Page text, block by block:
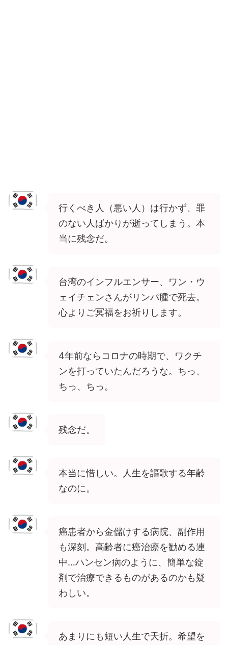
行くべき人（悪い人）は行かず、罪
のない人ばかりが逝ってしまう。本
当に残念だ。
台湾のインフルエンサー、ワン・ウ
ェイチェンさんがリンパ腫で死去。
心よりご冥福をお祈りします。
4年前ならコロナの時期で、ワクチ
ンを打っていたんだろうな。ちっ、
ちっ、ちっ。
残念だ。
本当に惜しい。人生を謳歌する年齢
なのに。
癌患者から金儲けする病院、副作用
も深刻。高齢者に癌治療を勧める連
中…ハンセン病のように、簡単な錠
剤で治療できるものがあるのかも疑
わしい。
あまりにも短い人生で夭折。希望を